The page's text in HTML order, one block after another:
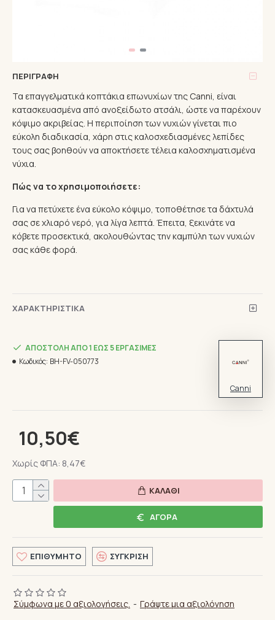
ΠΕΡΙΓΡΑΦΉ
Τα επαγγελματικά κοπτάκια επωνυχίων της Canni, είναι
κατασκευασμένα από ανοξείδωτο ατσάλι, ώστε να παρέχουν
κόψιμο ακριβείας. Η περιποίηση των νυχιών γίνεται πιο
εύκολη διαδικασία, χάρη στις καλοσχεδιασμένες λεπίδες
τους σας βοηθούν να αποκτήσετε τέλεια καλοσχηματισμένα
νύχια.
Πώς να το χρησιμοποιήσετε:
Για να πετύχετε ένα εύκολο κόψιμο, τοποθέτησε τα δάχτυλά
σας σε χλιαρό νερό, για λίγα λεπτά. Έπειτα, ξεκινάτε να
κόβετε προσεκτικά, ακολουθώντας την καμπύλη των νυχιών
σας κάθε φορά.
ΧΑΡΑΚΤΗΡΙΣΤΙΚΆ
Σύμφωνα με 0 αξιολογήσεις. - Γράψτε μια αξιολόγηση
10,50€
Χωρίς ΦΠΑ: 8,47€
ΑΠΟΣΤΟΛΉ ΑΠΌ 1 ΈΩΣ 5 ΕΡΓΆΣΙΜΕΣ
Κωδικός: BH-FV-050773
Canni
ΚΑΛΆΘΙ
ΑΓΟΡΆ
ΕΠΙΘΥΜΗΤΌ ΣΎΓΚΡΙΣΗ